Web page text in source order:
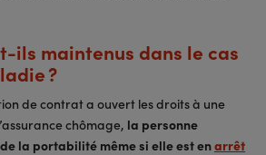
ils maintenus dans le cas
?
de contrat a ouvert les droits à une
chômage, la personne
la portabilité même si elle est enarrêt